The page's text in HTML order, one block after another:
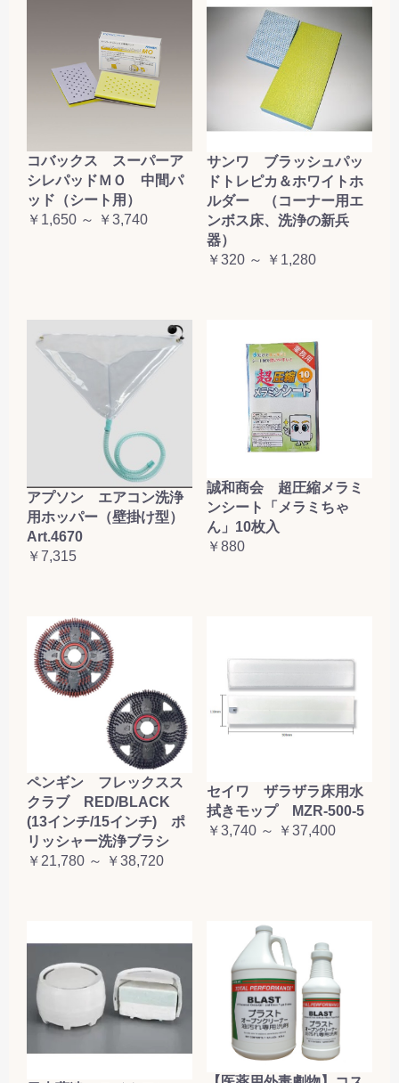
コバックス スーパーア
シレパッドＭＯ 中間パ
ッド（シート用）
￥1,650 ～ ￥3,740
サンワ ブラッシュパッ
ドトレピカ＆ホワイトホ
ルダー （コーナー用エ
ンボス床、洗浄の新兵
器）
￥320 ～ ￥1,280
アプソン エアコン洗浄
用ホッパー（壁掛け型）
Art.4670
￥7,315
誠和商会 超圧縮メラミ
ンシート「メラミちゃ
ん」10枚入
￥880
ペンギン フレックスス
クラブ RED/BLACK
(13インチ/15インチ) ポ
リッシャー洗浄ブラシ
￥21,780 ～ ￥38,720
セイワ ザラザラ床用水
拭きモップ MZR-500-5
￥3,740 ～ ￥37,400